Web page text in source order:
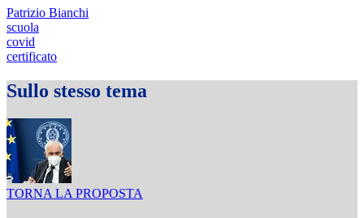
Patrizio Bianchi
scuola
covid
certificato
Sullo stesso tema
TORNA LA PROPOSTA